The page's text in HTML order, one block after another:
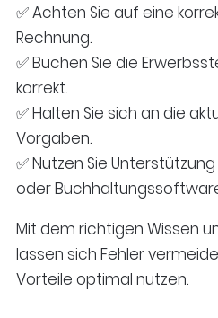
✅ Achten Sie auf eine
Rechnung.
✅ Buchen Sie die
korrekt.
✅ Halten Sie sich an die
Vorgaben.
✅ Nutzen Sie
oder
Mit dem richtigen Wissen
lassen sich Fehler
Vorteile optimal nutzen.